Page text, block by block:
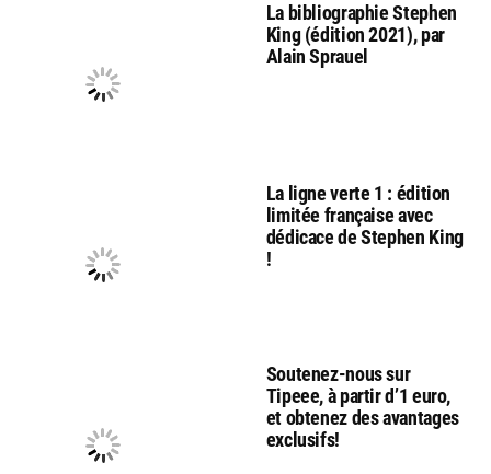
La bibliographie Stephen
King (édition 2021), par
Alain Sprauel
La ligne verte 1 : édition
limitée française avec
dédicace de Stephen King
!
Soutenez-nous sur
Tipeee, à partir d’1 euro,
et obtenez des avantages
exclusifs!